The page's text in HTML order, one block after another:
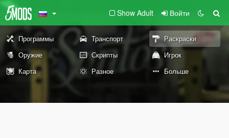
Show Adult Войти
Программы Транспорт
Раскраски
Оружие
Скрипты
Игрок
Карта
Разное Больше